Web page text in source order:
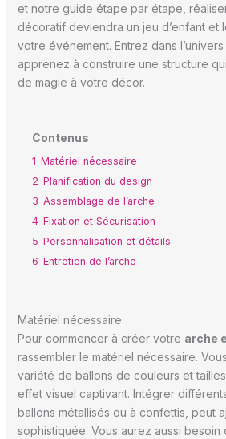
et notre guide étape par étape,
décoratif deviendra un jeu d’enfant et
votre événement. Entrez dans
apprenez à construire une structure
de magie à votre décor.
Contenus
1 Matériel nécessaire
2 Planification du design
3 Assemblage de l’arche
4 Fixation et Sécurisation
5 Personnalisation et détails
6 Entretien de l’arche
Matériel nécessaire
Pour commencer à créer votre arche
rassembler le matériel nécessaire.
variété de ballons de couleurs et
effet visuel captivant. Intégrer
ballons métallisés ou à confettis, peut
sophistiquée. Vous aurez aussi besoin